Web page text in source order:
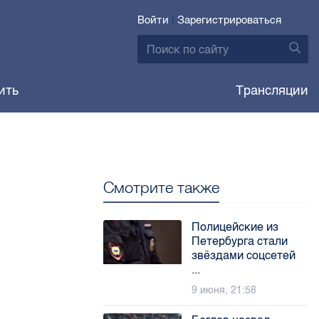
Войти | Зарегистрироваться
Трансляции
Смотрите также
Полицейские из
Петербурга стали
звёздами соцсетей
...
9 июня, 21:58